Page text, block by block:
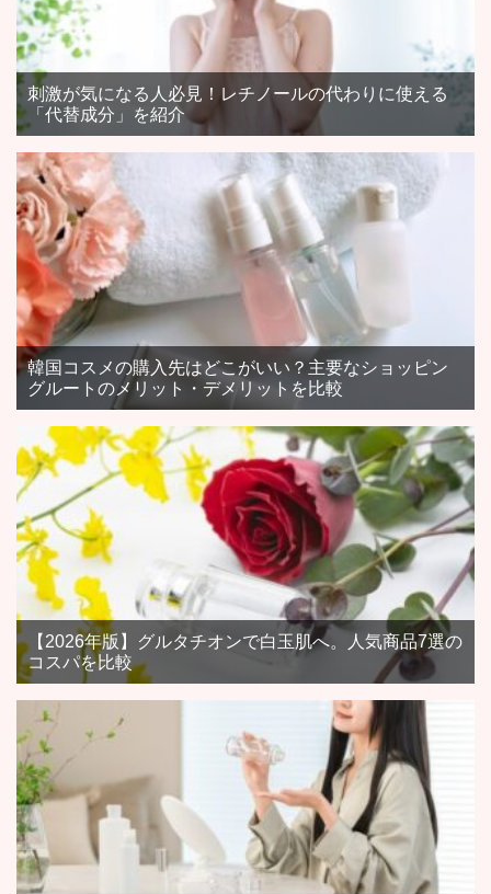
刺激が気になる人必見！レチノールの代わりに使える
「代替成分」を紹介
韓国コスメの購入先はどこがいい？主要なショッピン
グルートのメリット・デメリットを比較
【2026年版】グルタチオンで白玉肌へ。人気商品7選の
コスパを比較